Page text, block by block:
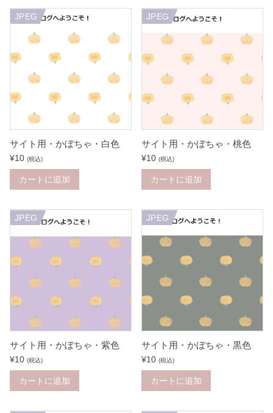
JPEG
サイト用・かぼちゃ・白色
¥10 (税込)
カートに追加
JPEG
サイト用・かぼちゃ・桃色
¥10 (税込)
カートに追加
JPEG
サイト用・かぼちゃ・紫色
¥10 (税込)
カートに追加
JPEG
サイト用・かぼちゃ・黒色
¥10 (税込)
カートに追加